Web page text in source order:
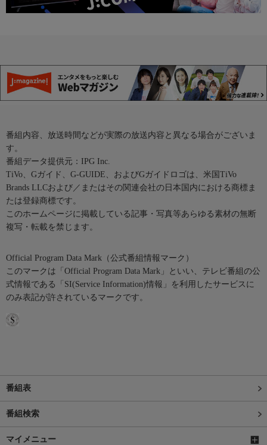
番組内容、放送時間などが実際の放送内容と異なる場合がございま
す。
番組データ提供元：IPG Inc.
TiVo、Gガイド、G-GUIDE、およびGガイドロゴは、米国TiVo
Brands LLCおよび／またはその関連会社の日本国内における商標ま
たは登録商標です。
このホームページに掲載している記事・写真等あらゆる素材の無断
複写・転載を禁じます。
Official Program Data Mark（公式番組情報マーク）
このマークは「Official Program Data Mark」といい、テレビ番組の公
式情報である「SI(Service Information)情報」を利用したサービスに
のみ表記が許されているマークです。
番組表
番組検索
マイメニュー